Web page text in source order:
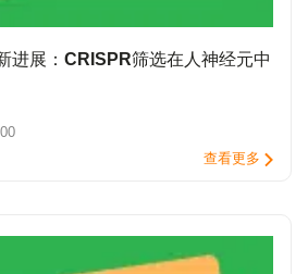
进展：CRISPR筛选在人神经元中
查看更多